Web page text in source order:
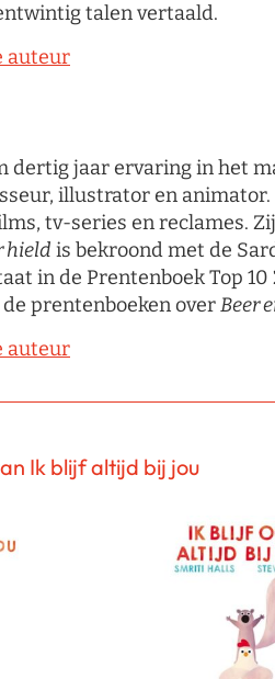
talen vertaald.
auteur
dertig jaar ervaring in het
illustrator en
tv-series en reclames.
hield is bekroond met de
in de Prentenboek Top 10
prentenboeken overBeer
auteur
Ik blijf altijd bij jou